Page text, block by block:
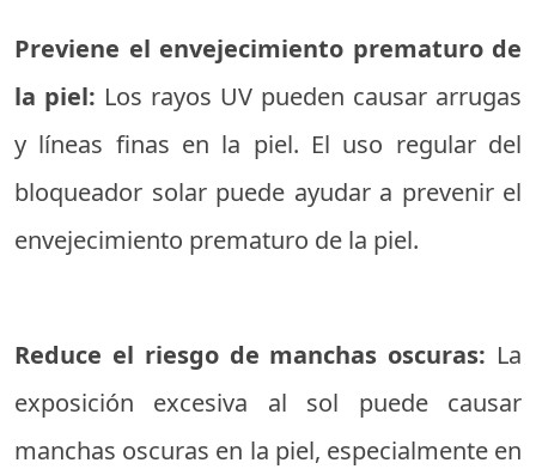
Previene el envejecimiento prematuro de
la piel: Los rayos UV pueden causar arrugas
y líneas finas en la piel. El uso regular del
bloqueador solar puede ayudar a prevenir el
envejecimiento prematuro de la piel.
Reduce el riesgo de manchas oscuras: La
exposición excesiva al sol puede causar
manchas oscuras en la piel, especialmente en